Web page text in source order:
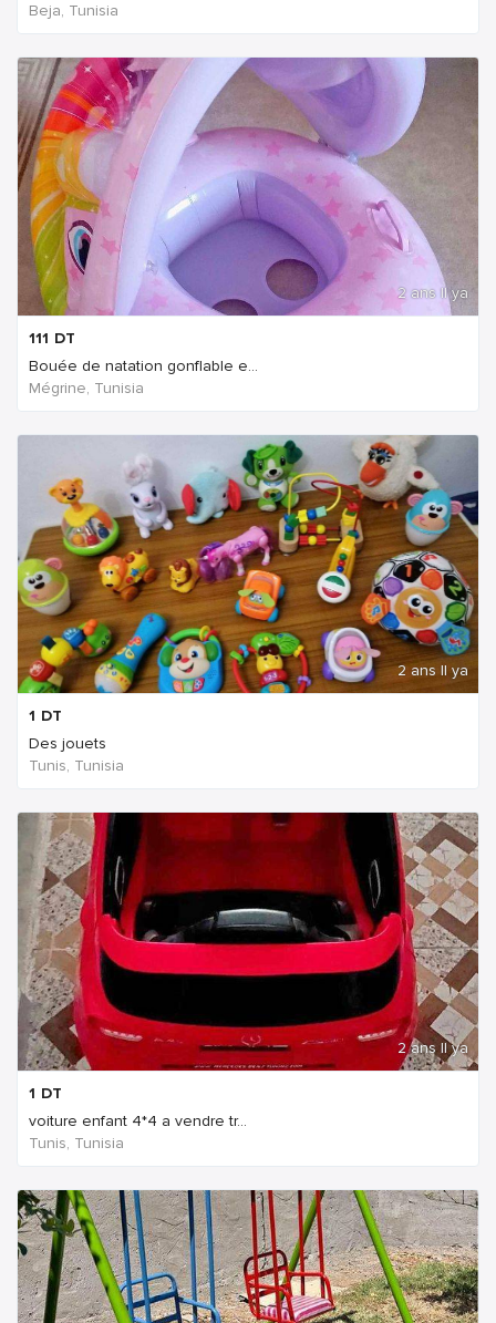
Beja, Tunisia
2 ans Il ya
111 DT
Bouée de natation gonflable e...
Mégrine, Tunisia
2 ans Il ya
1 DT
Des jouets
Tunis, Tunisia
2 ans Il ya
1 DT
voiture enfant 4*4 a vendre tr...
Tunis, Tunisia